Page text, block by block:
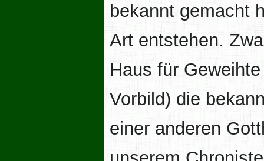
bekannt gemacht
Art entstehen.
Haus für
Vorbild) die
einer anderen